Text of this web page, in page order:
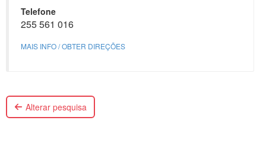
Telefone
255 561 016
MAIS INFO / OBTER DIREÇÕES
Alterar pesquisa